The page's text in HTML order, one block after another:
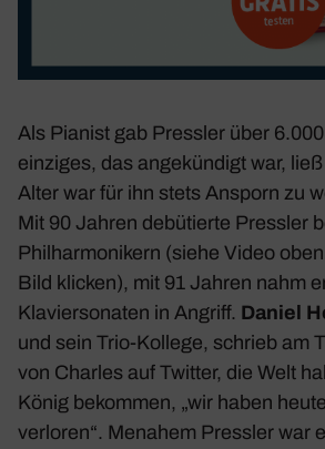
Als Pianist gab Pressler über
einziges, das ange­kün­digt war,
Alter war für ihn stets Ansporn zu
Mit 90 Jahren debü­tierte Pressler
Phil­har­mo­ni­kern (siehe Video
Bild klicken), mit 91 Jahren nahm
Klavier­so­naten in Angriff. Daniel
und sein Trio-Kollege, schrieb am
von Charles auf Twitter, die Welt
König bekommen, „wir haben
verloren“. Menahem Pressler war